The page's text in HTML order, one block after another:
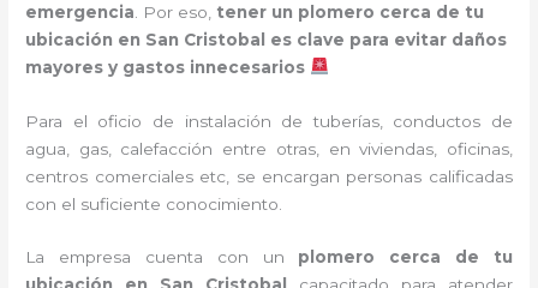
emergencia . Por eso, tener un plomero cerca de tu
ubicación en San Cristobal es clave para evitar daños
mayores y gastos innecesarios
Para el oficio de instalación de tuberías, conductos de
agua, gas, calefacción entre otras, en viviendas, oficinas,
centros comerciales etc, se encargan personas calificadas
con el suficiente conocimiento.
La empresa cuenta con un plomero cerca de tu